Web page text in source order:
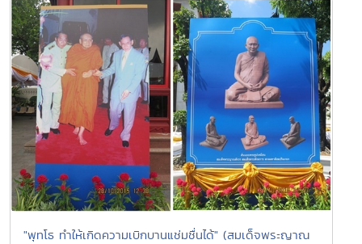
"พุทโธ ทำให้เกิดความเบิกบานแช่มชื่นได้" (สมเด็จพระญาณ